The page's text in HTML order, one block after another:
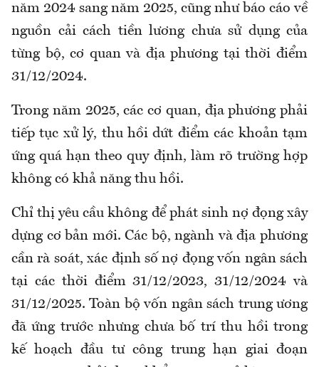
năm 2024 sang năm 2025, cũng như báo cáo về
nguồn cải cách tiền lương chưa sử dụng của
từng bộ, cơ quan và địa phương tại thời điểm
31/12/2024.
Trong năm 2025, các cơ quan, địa phương phải
tiếp tục xử lý, thu hồi dứt điểm các khoản tạm
ứng quá hạn theo quy định, làm rõ trường hợp
không có khả năng thu hồi.
Chỉ thị yêu cầu không để phát sinh nợ đọng xây
dựng cơ bản mới. Các bộ, ngành và địa phương
cần rà soát, xác định số nợ đọng vốn ngân sách
tại các thời điểm 31/12/2023, 31/12/2024 và
31/12/2025. Toàn bộ vốn ngân sách trung ương
đã ứng trước nhưng chưa bố trí thu hồi trong
kế hoạch đầu tư công trung hạn giai đoạn